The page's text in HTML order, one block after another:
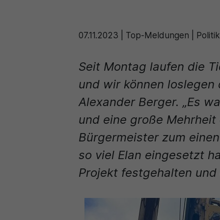
07.11.2023 Top-Meldungen |
Seit Montag laufen die
und wir können loslegen
Alexander Berger. „Es
und eine große
Bürgermeister zum
so viel Elan eingesetzt
Projekt festgehalten und